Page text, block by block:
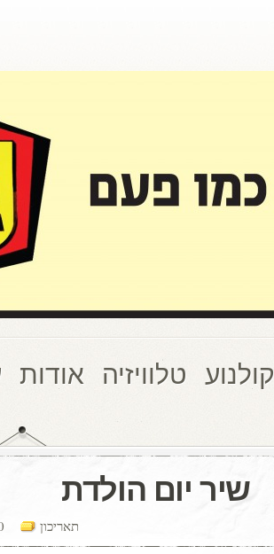
קולנוע טלוויזיה אודות
שיר יום הולדת
תאריכון